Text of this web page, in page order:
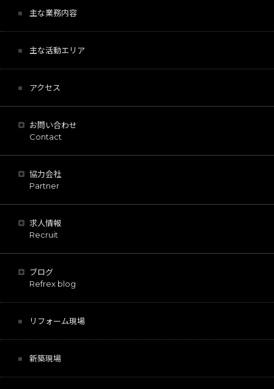
主な業務内容
主な活動エリア
アクセス
お問い合わせ
Contact
協力会社
Partner
求人情報
Recruit
ブログ
Refrex blog
リフォーム現場
新築現場